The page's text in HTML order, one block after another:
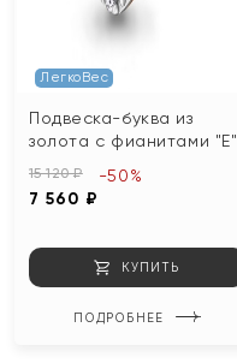
ЛегкоВес
Подвеска-буква из
золота с фианитами "Е"
15 120 ₽
7 560 ₽
-50%
КУПИТЬ
ПОДРОБНЕЕ